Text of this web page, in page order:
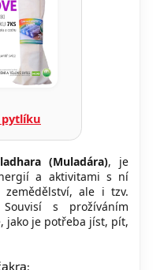
(Muladára), je
a aktivitami s ní
ale i tzv.
s prožíváním
jako je potřeba jíst, pít,